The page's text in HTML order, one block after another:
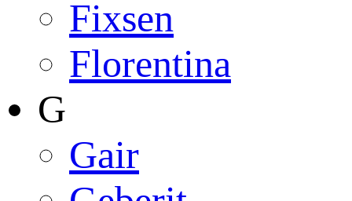
Fixsen
Florentina
G
Gair